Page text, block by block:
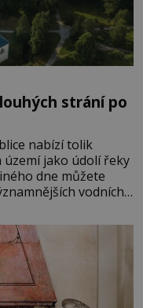
strání po
nabízí tolik
jako údolí řeky
dne můžete
vodních
památek ve